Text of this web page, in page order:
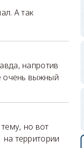
А так
напротив
очень выжный
но вот
территории